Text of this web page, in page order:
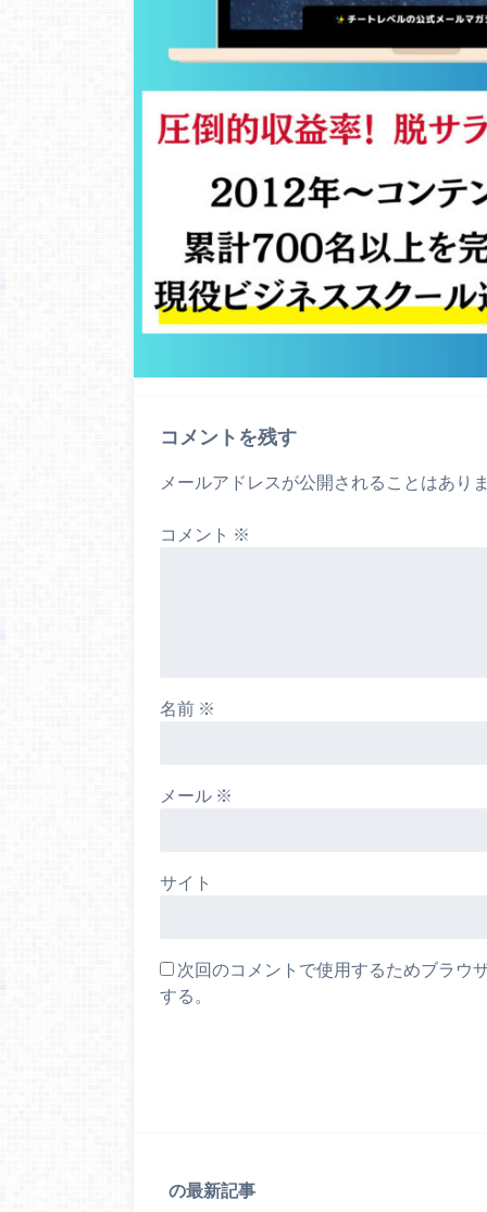
コメントを残す
メールアドレスが公開されることはあり
コメント ※
名前 ※
メール ※
サイト
次回のコメントで使用するためブラウ
する。
の最新記事